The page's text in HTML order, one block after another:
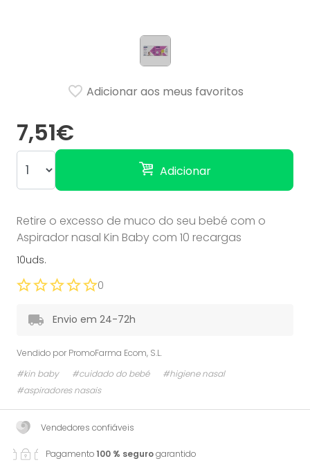
7,51€
Adicionar
Adicionar aos meus favoritos
Retire o excesso de muco do seu bebé com o
Aspirador nasal Kin Baby com 10 recargas
10uds.
0
Envio em 24-72h
Vendido por PromoFarma Ecom, S.L.
#kin baby
#cuidado do bebé
#higiene nasal
#aspiradores nasais
Vendedores confiáveis
Pagamento100 % segurogarantido